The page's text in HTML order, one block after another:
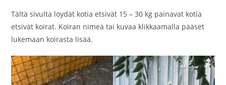
Tältä sivulta löydät kotia etsivät 15 – 30 kg painavat kotia
etsivät koirat. Koiran nimeä tai kuvaa klikkaamalla pääset
lukemaan koirasta lisää.